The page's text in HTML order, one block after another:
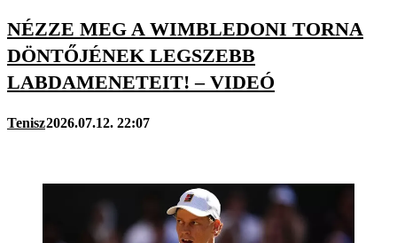
NÉZZE MEG A WIMBLEDONI TORNA
DÖNTŐJÉNEK LEGSZEBB
LABDAMENETEIT! – VIDEÓ
Tenisz2026.07.12. 22:07